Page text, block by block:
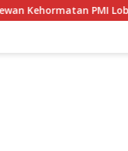
PMI Lobar Desak